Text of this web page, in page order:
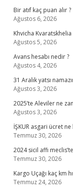
Bir atıf kaç puan alır ?
Ağustos 6, 2026
Khvicha Kvaratskhelia
Ağustos 5, 2026
Avans hesabı nedir ?
Ağustos 4, 2026
31 Aralık yatsı
Ağustos 3, 2026
2025’te Aleviler ne
Ağustos 3, 2026
İŞKUR asgari ücret
Temmuz 30, 2026
2024 sicil affı
Temmuz 30, 2026
Kargo Uçağı kaç km
Temmuz 24, 2026